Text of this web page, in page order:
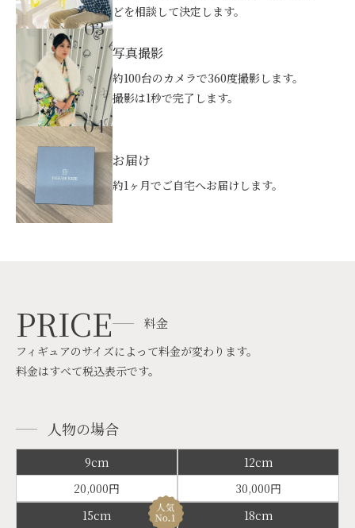
どを相談して決定します。
03
写真撮影
約100台のカメラで360度撮影します。
撮影は1秒で完了します。
04
お届け
約1ヶ月でご自宅へお届けします。
PRICE 料金
フィギュアのサイズによって料金が変わります。
料金はすべて税込表示です。
人物の場合
9cm
12cm
20,000円
30,000円
15cm
18cm